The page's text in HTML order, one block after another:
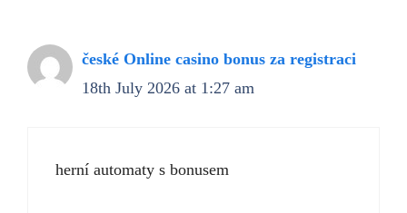
české Online casino bonus za registraci
18th July 2026 at 1:27 am
herní automaty s bonusem